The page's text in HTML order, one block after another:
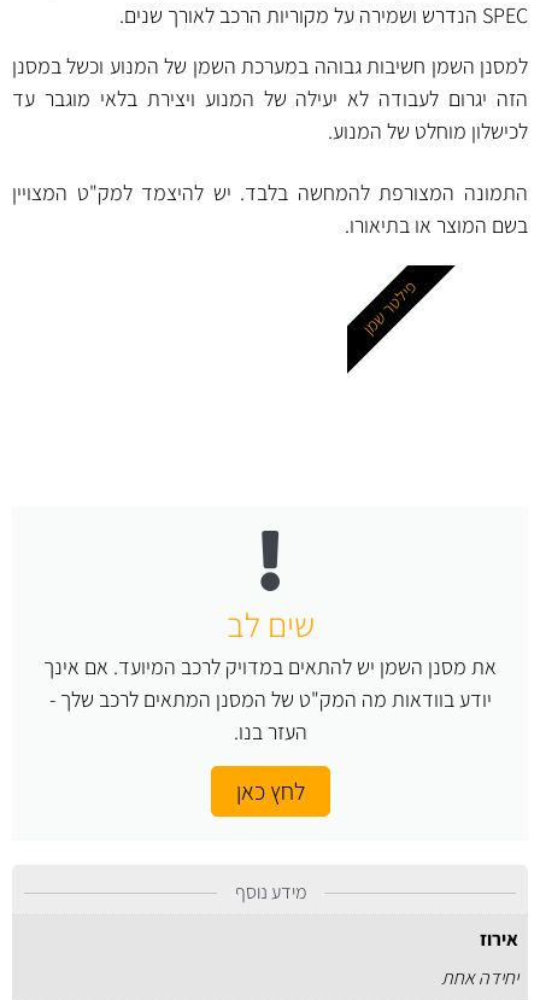
SPEC הנדרש ושמירה על מקוריות הרכב לאורך שנים.
למסנן השמן חשיבות גבוהה במערכת השמן של המנוע וכשל במסנן
הזה יגרום לעבודה לא יעילה של המנוע ויצירת בלאי מוגבר עד
לכישלון מוחלט של המנוע.
התמונה המצורפת להמחשה בלבד. יש להיצמד למק"ט המצויין
בשם המוצר או בתיאורו.
שים לב
את מסנן השמן יש להתאים במדויק לרכב המיועד. אם אינך
יודע בוודאות מה המק"ט של המסנן המתאים לרכב שלך -
העזר בנו.
לחץ כאן
פילטר שמן
מידע נוסף
אירוז
יחידה אחת